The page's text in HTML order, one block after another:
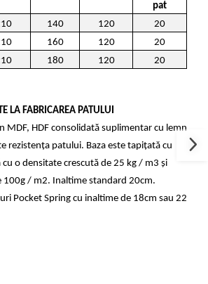
pat
140 120
20
160 120
20
180 120 20
LA FABRICAREA PATULUI
MDF, HDF consolidată suplimentar cu lemn
rezistența patului. Baza este tapițată cu
o densitate crescută de 25 kg / m3 și
100g / m2. Inaltime standard 20cm.
Pocket Spring cu inaltime de 18cm sau 22